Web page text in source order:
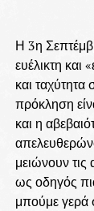
Η 3η
ευέλικτη
και ταχύτητα
πρόκληση
και η
μειώνουν τις
ως οδηγός
μπούμε γερά